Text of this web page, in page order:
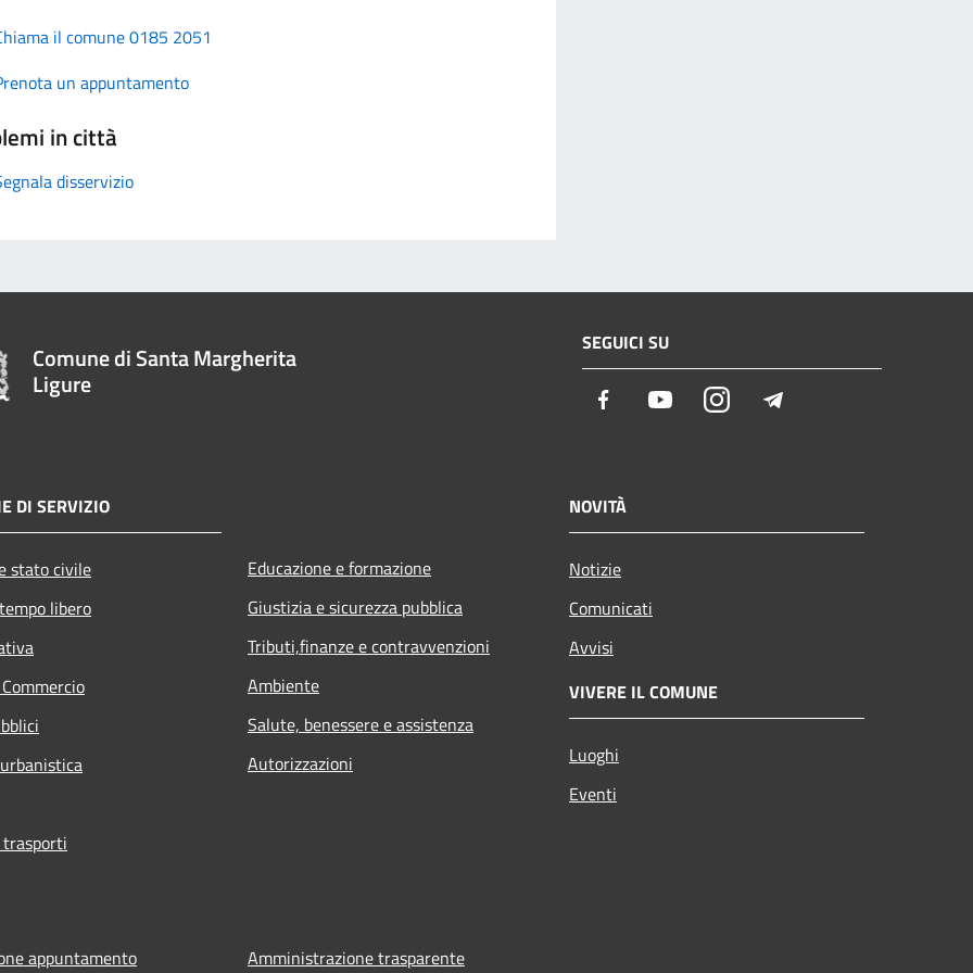
il comune 0185 2051
un appuntamento
in città
disservizio
Comune di Santa Margherita
Ligure
SEGUICI SU
Facebook YoutubeInstagram
DI SERVIZIO
stato civile
libero
Educazione e formazione
Giustizia e sicurezza pubblica
Tributi,finanze e contravvenzioni
Ambiente
Salute, benessere e assistenza
Autorizzazioni
NOVITÀ
Notizie
Comunicati
Avvisi
VIVERE IL COMUNE
Luoghi
Eventi
appuntamento Amministrazione trasparente